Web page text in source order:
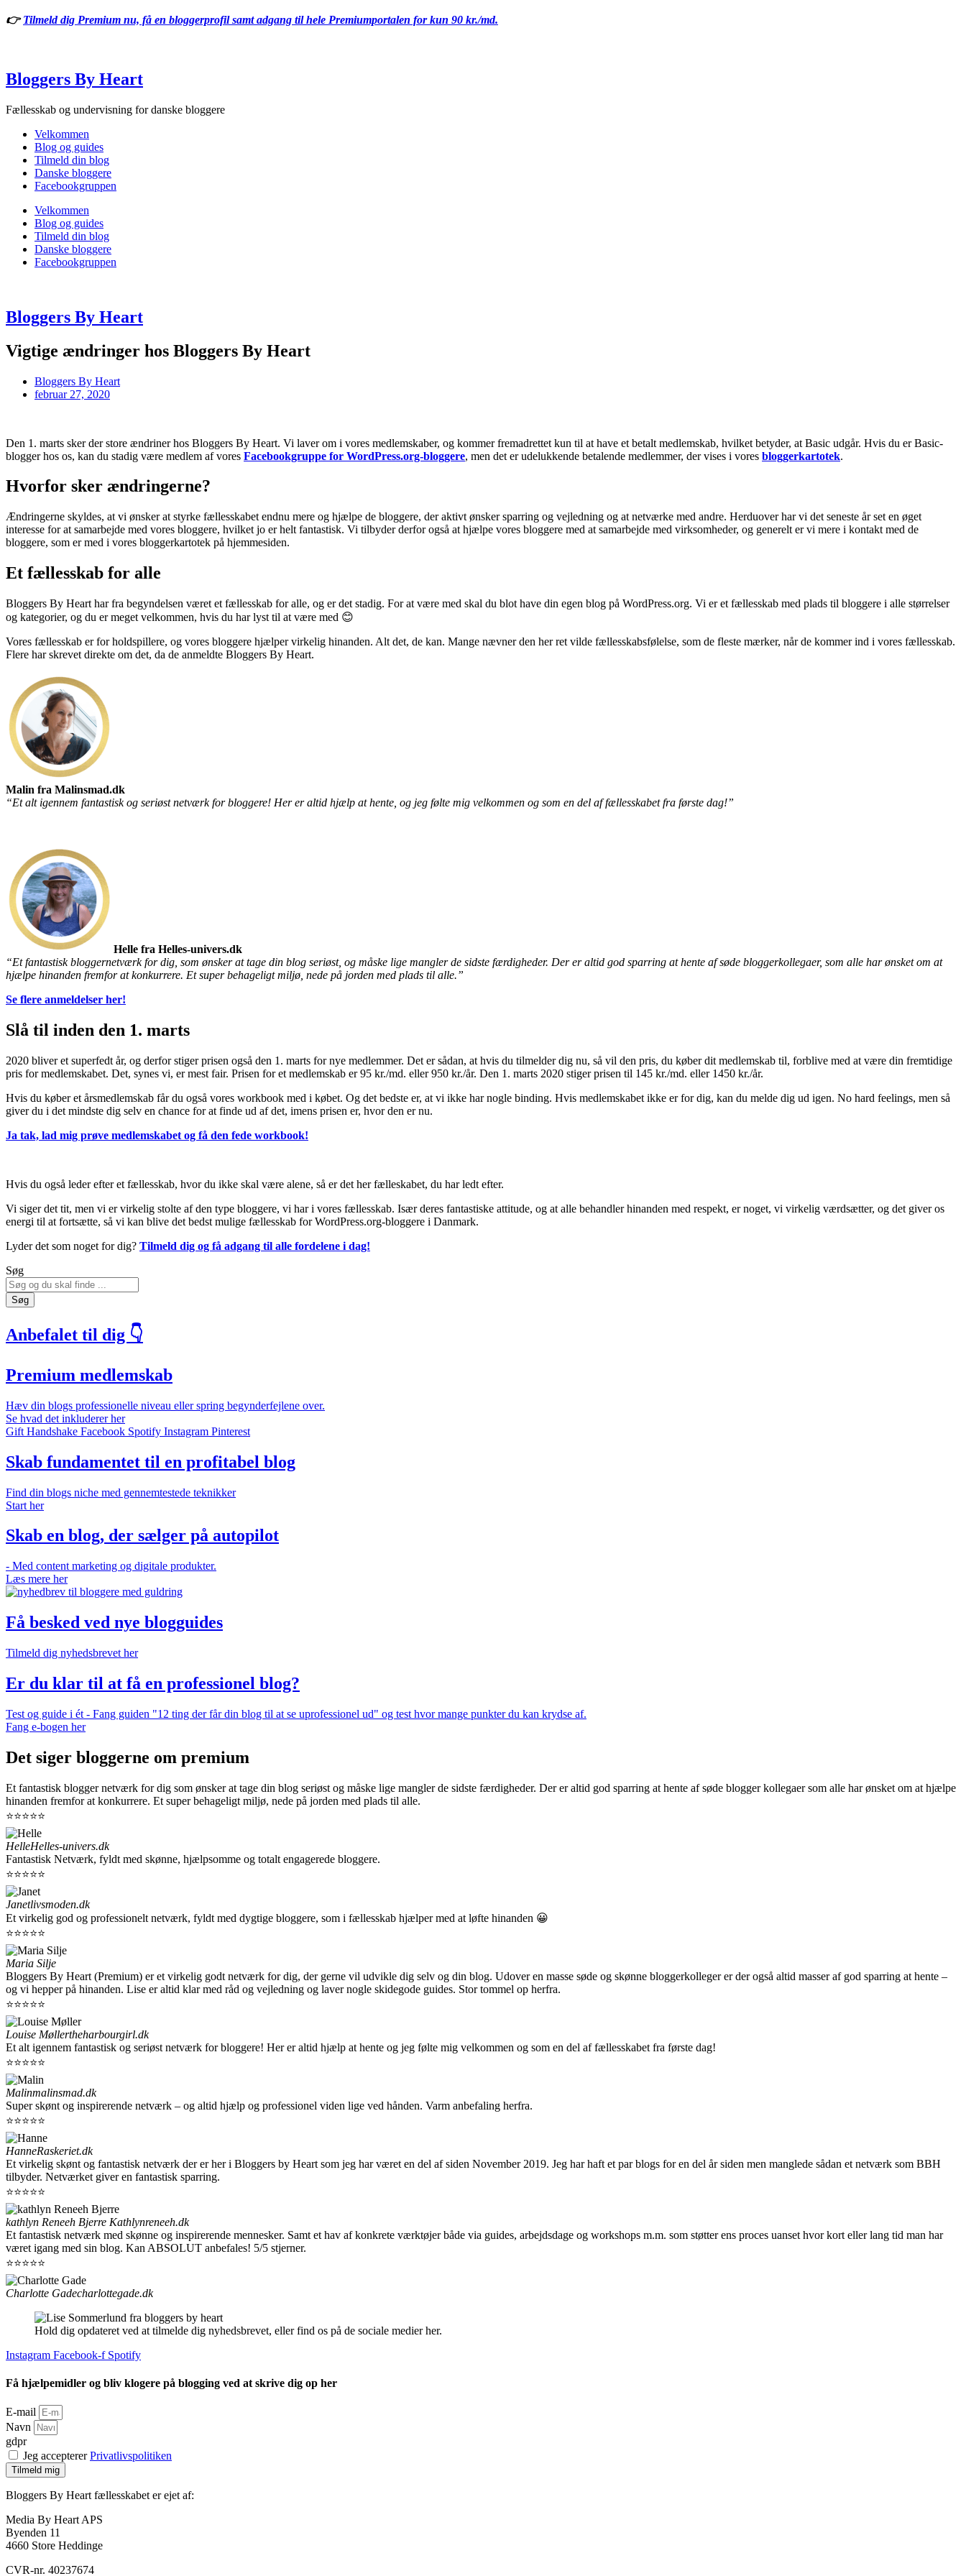
Videre
👉Tilmeld dig Premium nu, få en bloggerprofil samt adgang til hele Premiumportalen for kun 90 kr./md.
Bloggers By Heart
Fællesskab og undervisning for danske bloggere
Velkommen
Blog og guides
Tilmeld din blog
Danske bloggere
Facebookgruppen
Velkommen
Blog og guides
Tilmeld din blog
Danske bloggere
Facebookgruppen
Bloggers By Heart
Vigtige ændringer hos Bloggers By Heart
Bloggers By Heart
februar 27, 2020
Den 1. marts sker der store ændriner hos Bloggers By Heart. Vi laver om i vores medlemskaber, og kommer fremadrettet kun til at have et betalt medlemskab, hvilket betyder, at Basic udgår. Hvis du er Basic-
blogger hos os, kan du stadig være medlem af vores Facebookgruppe for WordPress.org-bloggere, men det er udelukkende betalende medlemmer, der vises i vores bloggerkartotek.
Hvorfor sker ændringerne?
Ændringerne skyldes, at vi ønsker at styrke fællesskabet endnu mere og hjælpe de bloggere, der aktivt ønsker sparring og vejledning og at netværke med andre. Herduover har vi det seneste år set en øget
interesse for at samarbejde med vores bloggere, hvilket jo er helt fantastisk. Vi tilbyder derfor også at hjælpe vores bloggere med at samarbejde med virksomheder, og generelt er vi mere i kontakt med de
bloggere, som er med i vores bloggerkartotek på hjemmesiden.
Et fællesskab for alle
Bloggers By Heart har fra begyndelsen været et fællesskab for alle, og er det stadig. For at være med skal du blot have din egen blog på WordPress.org. Vi er et fællesskab med plads til bloggere i alle størrelser
og kategorier, og du er meget velkommen, hvis du har lyst til at være med 😊
Vores fællesskab er for holdspillere, og vores bloggere hjælper virkelig hinanden. Alt det, de kan. Mange nævner den her ret vilde fællesskabsfølelse, som de fleste mærker, når de kommer ind i vores fællesskab.
Flere har skrevet direkte om det, da de anmeldte Bloggers By Heart.
Malin fra Malinsmad.dk
“Et alt igennem fantastisk og seriøst netværk for bloggere! Her er altid hjælp at hente, og jeg følte mig velkommen og som en del af fællesskabet fra første dag!”
Helle fra Helles-univers.dk
“Et fantastisk bloggernetværk for dig, som ønsker at tage din blog seriøst, og måske lige mangler de sidste færdigheder. Der er altid god sparring at hente af søde bloggerkollegaer, som alle har ønsket om at
hjælpe hinanden fremfor at konkurrere. Et super behageligt miljø, nede på jorden med plads til alle.”
Se flere anmeldelser her!
Slå til inden den 1. marts
2020 bliver et superfedt år, og derfor stiger prisen også den 1. marts for nye medlemmer. Det er sådan, at hvis du tilmelder dig nu, så vil den pris, du køber dit medlemskab til, forblive med at være din fremtidige
pris for medlemskabet. Det, synes vi, er mest fair. Prisen for et medlemskab er 95 kr./md. eller 950 kr./år. Den 1. marts 2020 stiger prisen til 145 kr./md. eller 1450 kr./år.
Hvis du køber et årsmedlemskab får du også vores workbook med i købet. Og det bedste er, at vi ikke har nogle binding. Hvis medlemskabet ikke er for dig, kan du melde dig ud igen. No hard feelings, men så
giver du i det mindste dig selv en chance for at finde ud af det, imens prisen er, hvor den er nu.
Ja tak, lad mig prøve medlemskabet og få den fede workbook!
Hvis du også leder efter et fællesskab, hvor du ikke skal være alene, så er det her fælleskabet, du har ledt efter.
Vi siger det tit, men vi er virkelig stolte af den type bloggere, vi har i vores fællesskab. Især deres fantastiske attitude, og at alle behandler hinanden med respekt, er noget, vi virkelig værdsætter, og det giver os
energi til at fortsætte, så vi kan blive det bedst mulige fællesskab for WordPress.org-bloggere i Danmark.
Lyder det som noget for dig? Tilmeld dig og få adgang til alle fordelene i dag!
Søg
Søg
Anbefalet til dig 👇
Premium medlemskab
Hæv din blogs professionelle niveau eller spring begynderfejlene over.
Se hvad det inkluderer her
Gift Handshake Facebook Spotify Instagram Pinterest
Skab fundamentet til en profitabel blog
Find din blogs niche med gennemtestede teknikker
Start her
Skab en blog, der sælger på autopilot
- Med content marketing og digitale produkter.
Læs mere her
Få besked ved nye blogguides
Tilmeld dig nyhedsbrevet her
Er du klar til at få en professionel blog?
Test og guide i ét - Fang guiden "12 ting der får din blog til at se uprofessionel ud" og test hvor mange punkter du kan krydse af.
Fang e-bogen her
Det siger bloggerne om premium
Et fantastisk blogger netværk for dig som ønsker at tage din blog seriøst og måske lige mangler de sidste færdigheder. Der er altid god sparring at hente af søde blogger kollegaer som alle har ønsket om at hjælpe
hinanden fremfor at konkurrere. Et super behageligt miljø, nede på jorden med plads til alle.
⭐⭐⭐⭐⭐
HelleHelles-univers.dk
Fantastisk Netværk, fyldt med skønne, hjælpsomme og totalt engagerede bloggere.
⭐⭐⭐⭐⭐
Janetlivsmoden.dk
Et virkelig god og professionelt netværk, fyldt med dygtige bloggere, som i fællesskab hjælper med at løfte hinanden 😀
⭐⭐⭐⭐⭐
Maria Silje
Bloggers By Heart (Premium) er et virkelig godt netværk for dig, der gerne vil udvikle dig selv og din blog. Udover en masse søde og skønne bloggerkolleger er der også altid masser af god sparring at hente –
og vi hepper på hinanden. Lise er altid klar med råd og vejledning og laver nogle skidegode guides. Stor tommel op herfra.
⭐⭐⭐⭐⭐
Louise Møllertheharbourgirl.dk
Et alt igennem fantastisk og seriøst netværk for bloggere! Her er altid hjælp at hente og jeg følte mig velkommen og som en del af fællesskabet fra første dag!
⭐⭐⭐⭐⭐
Malinmalinsmad.dk
Super skønt og inspirerende netværk – og altid hjælp og professionel viden lige ved hånden. Varm anbefaling herfra.
⭐⭐⭐⭐⭐
HanneRaskeriet.dk
Et virkelig skønt og fantastisk netværk der er her i Bloggers by Heart som jeg har været en del af siden November 2019. Jeg har haft et par blogs for en del år siden men manglede sådan et netværk som BBH
tilbyder. Netværket giver en fantastisk sparring.
⭐⭐⭐⭐⭐
kathlyn Reneeh Bjerre Kathlynreneeh.dk
Et fantastisk netværk med skønne og inspirerende mennesker. Samt et hav af konkrete værktøjer både via guides, arbejdsdage og workshops m.m. som støtter ens proces uanset hvor kort eller lang tid man har
været igang med sin blog. Kan ABSOLUT anbefales! 5/5 stjerner.
⭐⭐⭐⭐⭐
Charlotte Gadecharlottegade.dk
Hold dig opdateret ved at tilmelde dig nyhedsbrevet, eller find os på de sociale medier her.
Instagram Facebook-f Spotify
Få hjælpemidler og bliv klogere på blogging ved at skrive dig op her
E-mail
Navn
gdpr
Jeg acceptererPrivatlivspolitiken
Tilmeld mig
Bloggers By Heart fællesskabet er ejet af:
Media By Heart APS
Byenden 11
4660 Store Heddinge
CVR-nr. 40237674